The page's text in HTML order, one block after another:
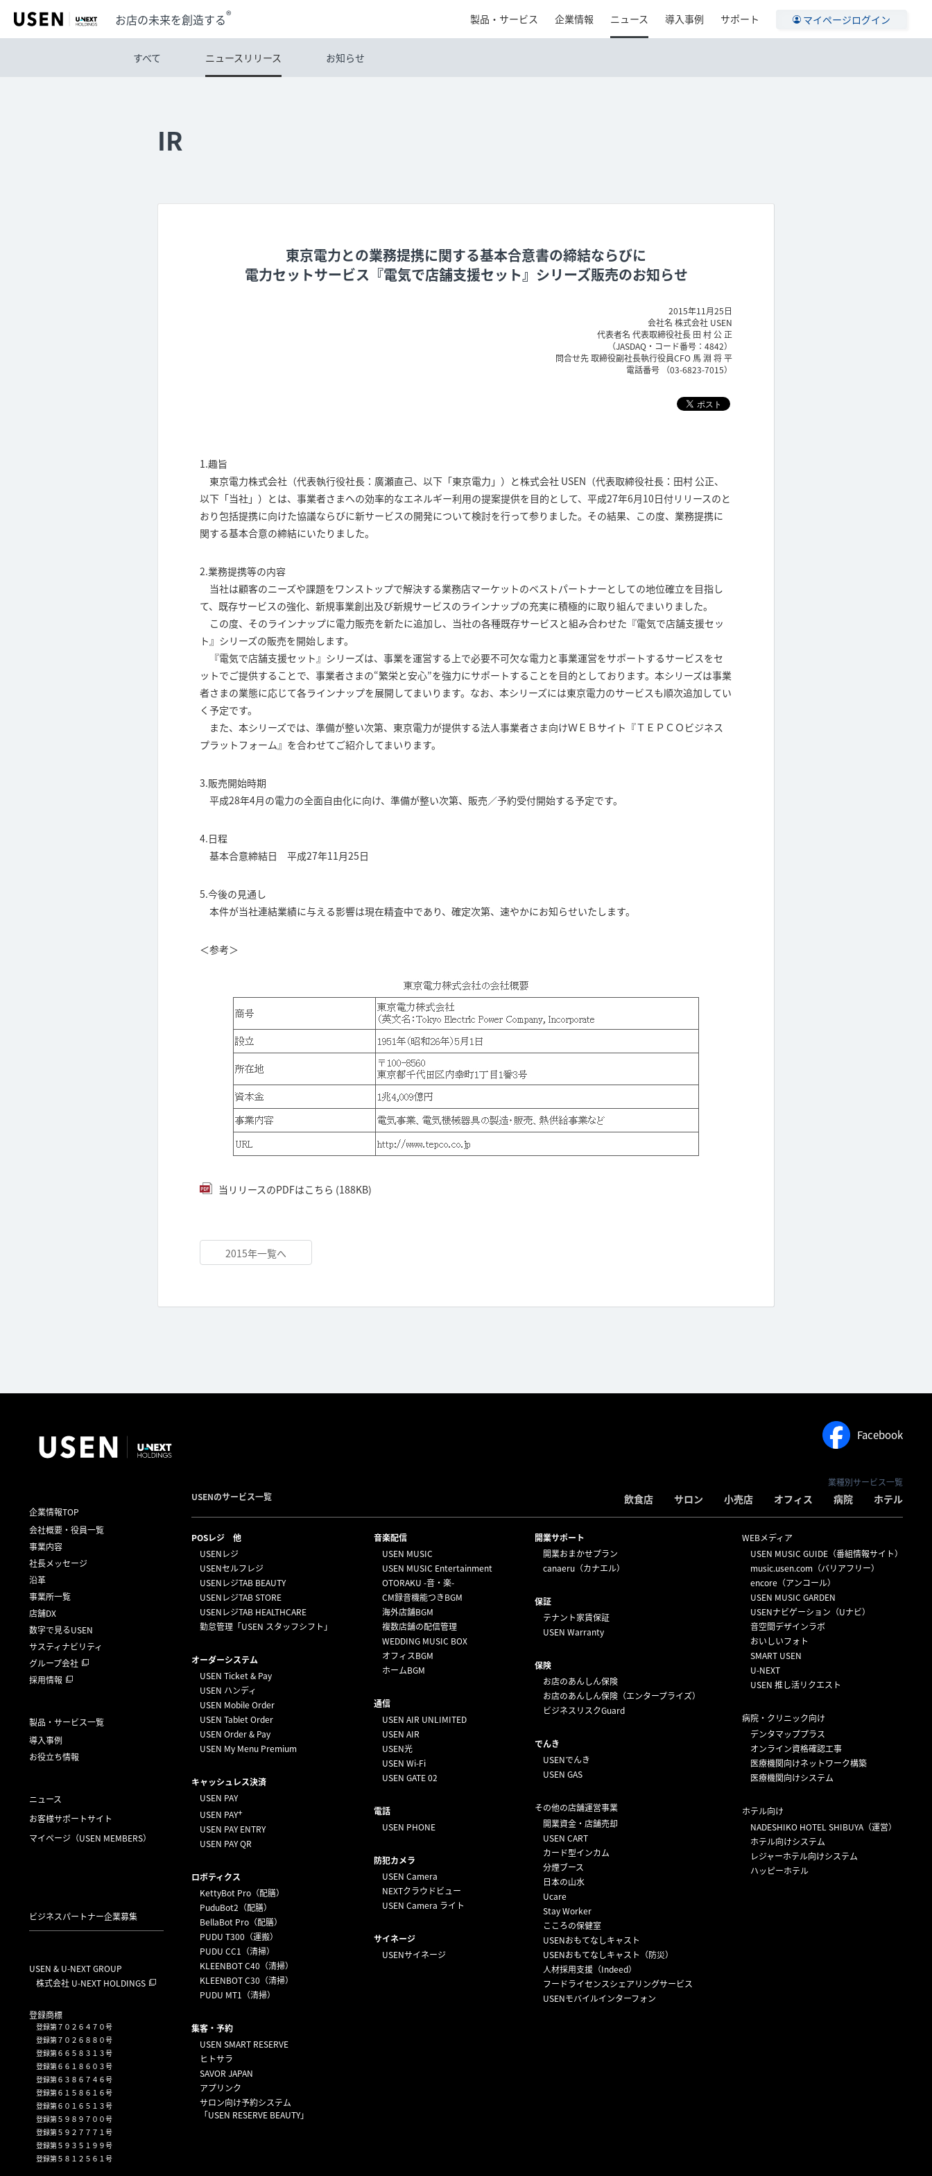
製品・サービス 企業情報 ニュース 導入事例 サポート マイページログイン
お店の未来を創造する®
すべて ニュースリリース お知らせ
IR
東京電力との業務提携に関する基本合意書の締結ならびに
電力セットサービス『電気で店舗支援セット』シリーズ販売のお知らせ
2015年11月25日
会社名 株式会社 USEN
代表者名 代表取締役社長 田 村 公 正
（JASDAQ・コード番号：4842）
問合せ先 取締役副社長執行役員CFO 馬 淵 将 平
電話番号 （03-6823-7015）
1.趣旨
東京電力株式会社（代表執行役社長：廣瀬直己、以下「東京電力」）と株式会社 USEN（代表取締役社長：田村 公正、
以下「当社」）とは、事業者さまへの効率的なエネルギー利用の提案提供を目的として、平成27年6月10日付リリースのと
おり包括提携に向けた協議ならびに新サービスの開発について検討を行って参りました。その結果、この度、業務提携に
関する基本合意の締結にいたりました。
2.業務提携等の内容
当社は顧客のニーズや課題をワンストップで解決する業務店マーケットのベストパートナーとしての地位確立を目指し
て、既存サービスの強化、新規事業創出及び新規サービスのラインナップの充実に積極的に取り組んでまいりました。
この度、そのラインナップに電力販売を新たに追加し、当社の各種既存サービスと組み合わせた『電気で店舗支援セッ
ト』シリーズの販売を開始します。
『電気で店舗支援セット』シリーズは、事業を運営する上で必要不可欠な電力と事業運営をサポートするサービスをセ
ットでご提供することで、事業者さまの“繁栄と安心”を強力にサポートすることを目的としております。本シリーズは事業
者さまの業態に応じて各ラインナップを展開してまいります。なお、本シリーズには東京電力のサービスも順次追加してい
く予定です。
また、本シリーズでは、準備が整い次第、東京電力が提供する法人事業者さま向けＷＥＢサイト『ＴＥＰＣＯビジネス
プラットフォーム』を合わせてご紹介してまいります。
3.販売開始時期
平成28年4月の電力の全面自由化に向け、準備が整い次第、販売／予約受付開始する予定です。
4.日程
基本合意締結日 平成27年11月25日
5.今後の見通し
本件が当社連結業績に与える影響は現在精査中であり、確定次第、速やかにお知らせいたします。
＜参考＞
当リリースのPDFはこちら (188KB)
2015年一覧へ
Facebook
業種別サービス一覧
飲食店 サロン 小売店 オフィス 病院 ホテル
企業情報TOP
会社概要・役員一覧
事業内容
社長メッセージ
沿革
事業所一覧
店舗DX
数字で見るUSEN
サスティナビリティ
グループ会社
採用情報
製品・サービス一覧
導入事例
お役立ち情報
ニュース
お客様サポートサイト
マイページ （USEN MEMBERS）
ビジネスパートナー企業募集
USEN & U-NEXT GROUP
株式会社 U-NEXT HOLDINGS
登録商標
登録第７０２６４７０号
登録第７０２６８８０号
登録第６６５８３１３号
登録第６６１８６０３号
登録第６３８６７４６号
登録第６１５８６１６号
登録第６０１６５１３号
登録第５９８９７００号
登録第５９２７７７１号
登録第５９３５１９９号
登録第５８１２５６１号
USENのサービス一覧
POSレジ 他
USENレジ
USENセルフレジ
USENレジTAB BEAUTY
USENレジTAB STORE
USENレジTAB HEALTHCARE
勤怠管理「USEN スタッフシフト」
オーダーシステム
USEN Ticket & Pay
USEN ハンディ
USEN Mobile Order
USEN Tablet Order
USEN Order & Pay
USEN My Menu Premium
キャッシュレス決済
USEN PAY
USEN PAY+
USEN PAY ENTRY
USEN PAY QR
ロボティクス
KettyBot Pro（配膳）
PuduBot2（配膳）
BellaBot Pro（配膳）
PUDU T300（運搬）
PUDU CC1（清掃）
KLEENBOT C40（清掃）
KLEENBOT C30（清掃）
PUDU MT1（清掃）
集客・予約
USEN SMART RESERVE
ヒトサラ
SAVOR JAPAN
アプリンク
サロン向け予約システム
「USEN RESERVE BEAUTY」
⁩音楽配信
USEN MUSIC
USEN MUSIC Entertainment
OTORAKU -音・楽-
CM録音機能つきBGM
海外店舗BGM
複数店舗の配信管理
WEDDING MUSIC BOX
オフィスBGM
ホームBGM
通信
USEN AIR UNLIMITED
USEN AIR
USEN光
USEN Wi-Fi
USEN GATE 02
電話
USEN PHONE
防犯カメラ
USEN Camera
NEXTクラウドビュー
USEN Camera ライト
サイネージ
USENサイネージ
開業サポート
開業おまかせプラン
canaeru（カナエル）
保証
テナント家賃保証
USEN Warranty
保険
お店のあんしん保険
お店のあんしん保険（エンタープライズ）
ビジネスリスクGuard
でんき
USENでんき
USEN GAS
その他の店舗運営事業
開業資金・店舗売却
USEN CART
カード型インカム
分煙ブース
日本の山水
Ucare
Stay Worker
こころの保健室
USENおもてなしキャスト
USENおもてなしキャスト（防災）
人材採用支援（Indeed）
フードライセンスシェアリングサービス
USENモバイルインターフォン
WEBメディア
USEN MUSIC GUIDE（番組情報サイト）
music.usen.com（バリアフリー）
encore（アンコール）
USEN MUSIC GARDEN
USENナビゲーション（Uナビ）
音空間デザインラボ
おいしいフォト
SMART USEN
U-NEXT
USEN 推し活リクエスト
病院・クリニック向け
デンタマッププラス
オンライン資格確認工事
医療機関向けネットワーク構築
医療機関向けシステム
ホテル向け
NADESHIKO HOTEL SHIBUYA（運営）
ホテル向けシステム
レジャーホテル向けシステム
ハッピーホテル